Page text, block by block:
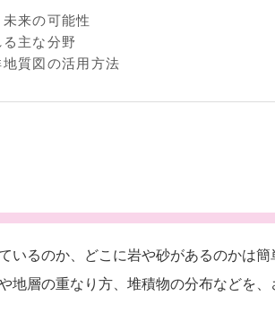
来の可能性
主な分野
質図の活用方法
るのか、どこに岩や砂があるのかは簡
地層の重なり方、堆積物の分布などを